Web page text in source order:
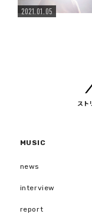
2021.01.05
スト
MUSIC
news
interview
report